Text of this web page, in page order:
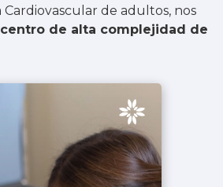
de adultos, nos
centro de alta complejidad de